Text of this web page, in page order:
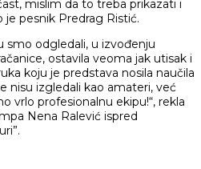
mislim da to treba prikazati i
pesnik Predrag Ristić.
smo odgledali, u izvođenju
ostavila veoma jak utisak i
koju je predstava nosila naučila
nisu izgledali kao amateri, već
vrlo profesionalnu ekipu!“, rekla
Nena Ralević ispred